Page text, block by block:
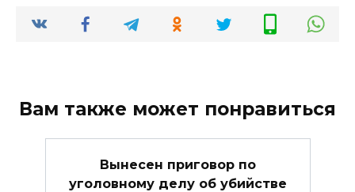
Вам также может понравиться
Вынесен приговор по
уголовному делу об убийстве